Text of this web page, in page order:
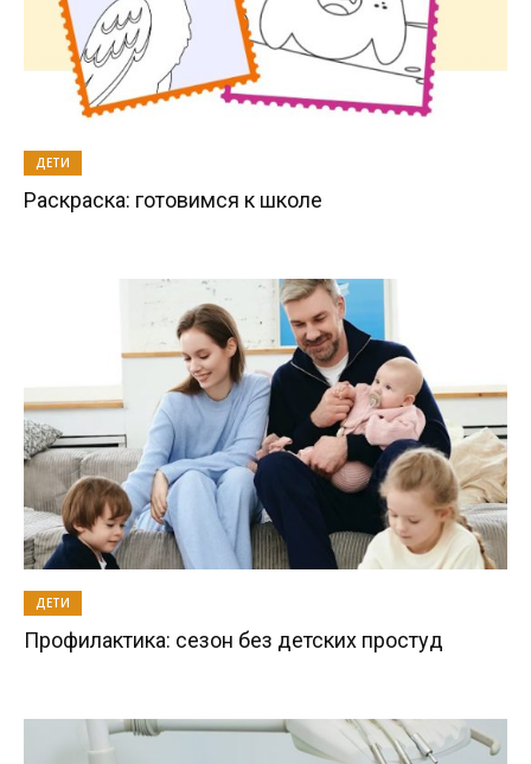
ДЕТИ
Раскраска: готовимся к школе
ДЕТИ
Профилактика: сезон без детских простуд